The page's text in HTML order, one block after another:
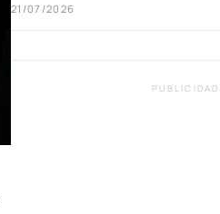
21/07/2026
PUBLICIDAD